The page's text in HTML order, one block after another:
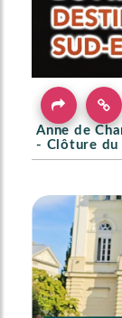
Anne de
- Clôture du